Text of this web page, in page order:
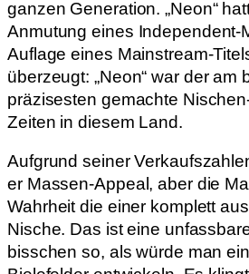
ganzen Generation. „Neon“
Anmutung eines Independent-
Auflage eines Mainstream-
überzeugt: „Neon“ war der am
präzisesten gemachte
Zeiten in diesem Land.
Aufgrund seiner
er Massen-Appeal, aber die
Wahrheit die einer komplett
Nische. Das ist eine
bisschen so, als würde man